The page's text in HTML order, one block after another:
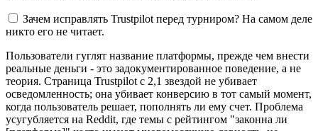
Зачем исправлять Trustpilot перед турниром? На самом деле
никто его не читает.
Пользователи гуглят название платформы, прежде чем внести
реальные деньги - это задокументированное поведение, а не
теория. Страница Trustpilot с 2,1 звездой не убивает
осведомленность; она убивает конверсию в тот самый момент,
когда пользователь решает, пополнять ли ему счет. Проблема
усугубляется на Reddit, где темы с рейтингом "законна ли